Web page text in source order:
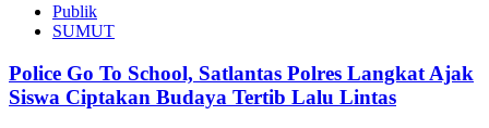
Publik
SUMUT
Police Go To School, Satlantas Polres Langkat Ajak
Siswa Ciptakan Budaya Tertib Lalu Lintas